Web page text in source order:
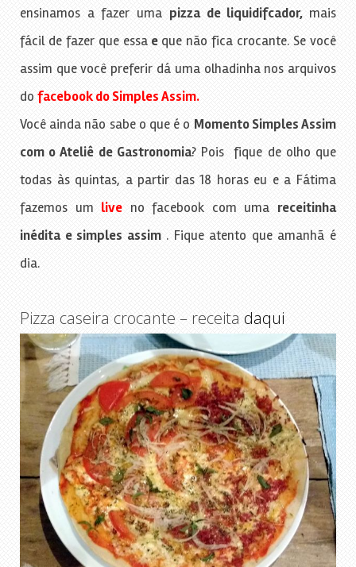
ensinamos a fazer uma pizza de liquidifcador, mais
fácil de fazer que essaeque não fica crocante. Se você
assim que você preferir dá uma olhadinha nos arquivos
do facebook do Simples Assim.
Você ainda não sabe o que é o Momento Simples Assim
com o Ateliê de Gastronomia? Pois fique de olho que
todas às quintas, a partir das 18 horas eu e a Fátima
fazemos um live no facebook com uma receitinha
inédita e simples assim. Fique atento que amanhã é
dia.
Pizza caseira crocante – receita daqui